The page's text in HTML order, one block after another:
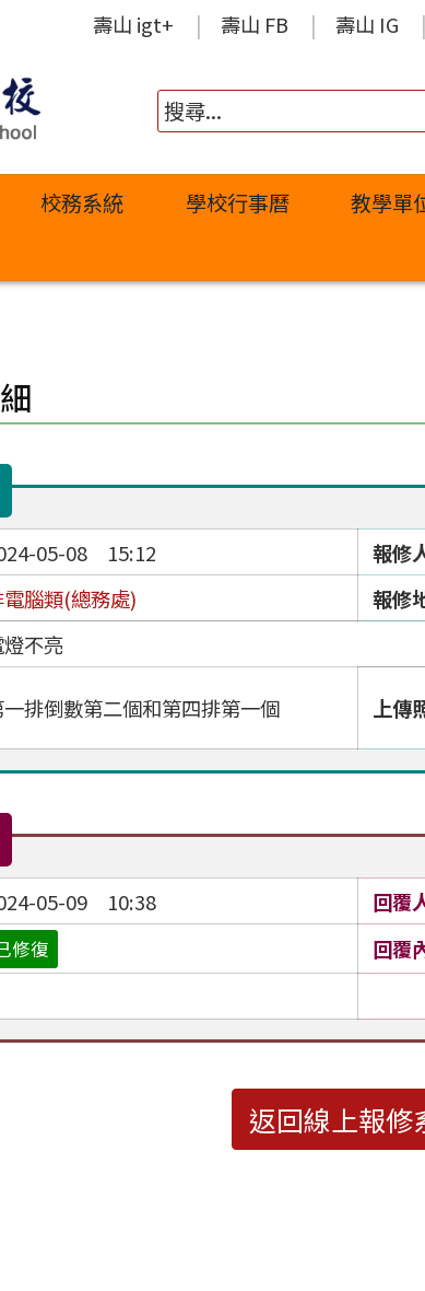
壽山 igt+ 壽山 FB 壽山 IG
校務系統 學校行事曆
教學單
05-08 15:12
報修
電腦類(總務處)
報修
燈不亮
一排倒數第二個和第四排第一個 上傳
05-09 10:38
回覆
修復
回覆
返回線上報修